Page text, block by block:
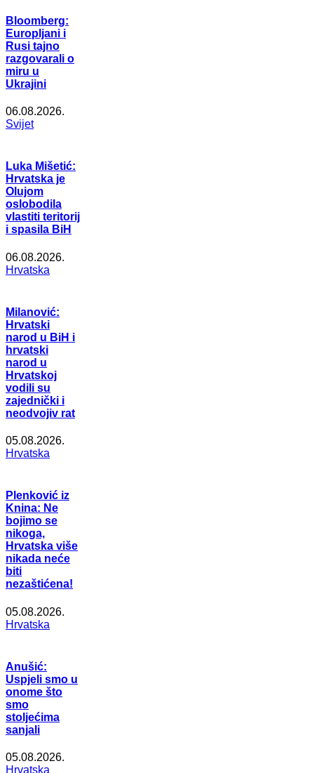
Bloomberg:
Europljani i
Rusi tajno
razgovarali o
miru u
Ukrajini
06.08.2026.
Svijet
Luka Mišetić:
Hrvatska je
Olujom
oslobodila
vlastiti teritorij
i spasila BiH
06.08.2026.
Hrvatska
Milanović:
Hrvatski
narod u BiH i
hrvatski
narod u
Hrvatskoj
vodili su
zajednički i
neodvojiv rat
05.08.2026.
Hrvatska
Plenković iz
Knina: Ne
bojimo se
nikoga,
Hrvatska više
nikada neće
biti
nezaštićena!
05.08.2026.
Hrvatska
Anušić:
Uspjeli smo u
onome što
smo
stoljećima
sanjali
05.08.2026.
Hrvatska